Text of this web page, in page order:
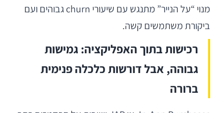
מנוי “על הנייר” מתנגש עם שיעורי churn גבוהים ועם
ביקורת משתמשים קשה.
רכישות בתוך האפליקציה: גמישות
גבוהה, אבל דורשות כלכלה פנימית
ברורה